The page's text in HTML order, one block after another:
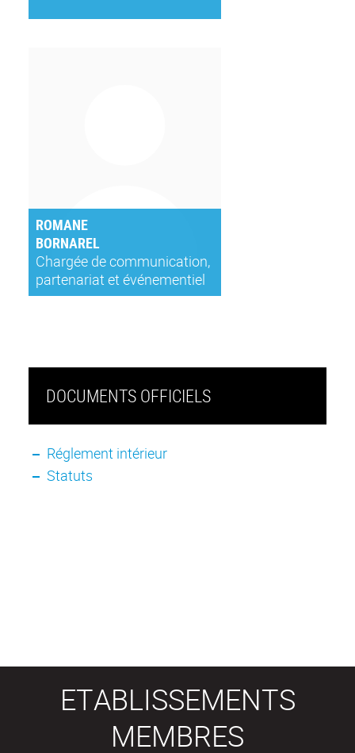
ROMANE
BORNAREL
Chargée de communication,
partenariat et événementiel
DOCUMENTS OFFICIELS
Réglement intérieur
Statuts
ETABLISSEMENTS
MEMBRES